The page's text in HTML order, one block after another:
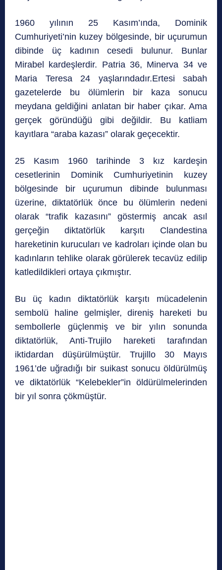
1960 yılının 25 Kasım’ında, Dominik
Cumhuriyeti’nin kuzey bölgesinde, bir uçurumun
dibinde üç kadının cesedi bulunur. Bunlar
Mirabel kardeşlerdir. Patria 36, Minerva 34 ve
Maria Teresa 24 yaşlarındadır.Ertesi sabah
gazetelerde bu ölümlerin bir kaza sonucu
meydana geldiğini anlatan bir haber çıkar. Ama
gerçek göründüğü gibi değildir. Bu katliam
kayıtlara “araba kazası” olarak geçecektir.
25 Kasım 1960 tarihinde 3 kız kardeşin
cesetlerinin Dominik Cumhuriyetinin kuzey
bölgesinde bir uçurumun dibinde bulunması
üzerine, diktatörlük önce bu ölümlerin nedeni
olarak “trafik kazasını” göstermiş ancak asıl
gerçeğin diktatörlük karşıtı Clandestina
hareketinin kurucuları ve kadroları içinde olan bu
kadınların tehlike olarak görülerek tecavüz edilip
katledildikleri ortaya çıkmıştır.
Bu üç kadın diktatörlük karşıtı mücadelenin
sembolü haline gelmişler, direniş hareketi bu
sembollerle güçlenmiş ve bir yılın sonunda
diktatörlük, Anti-Trujilo hareketi tarafından
iktidardan düşürülmüştür. Trujillo 30 Mayıs
1961’de uğradığı bir suikast sonucu öldürülmüş
ve diktatörlük “Kelebekler”in öldürülmelerinden
bir yıl sonra çökmüştür.